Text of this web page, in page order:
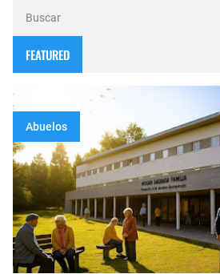
FEATURED
Abuelos